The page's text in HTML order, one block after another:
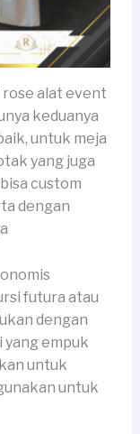
rose alat event
keduanya
untuk meja
yang juga
custom
dengan
futura atau
dengan
yang empuk
untuk
untuk